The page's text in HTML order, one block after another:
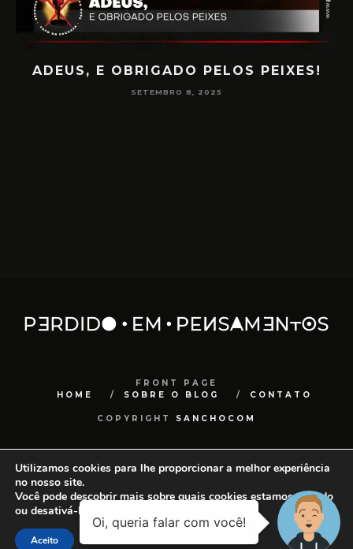
ADEUS, E OBRIGADO PELOS PEIXES!
SETEMBRO 8, 2025
FRONT PAGE
HOME
SOBRE O BLOG CONTATO
COPYRIGHT SANCHOCOM
Utilizamos cookies para lhe proporcionar a melhor experiência
no nosso site.
Você pode descobrir mais sobre quais cookies estamos usando
ou desativá-los em
Aceito